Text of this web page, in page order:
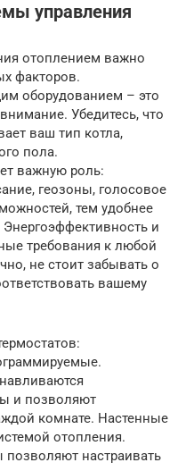
управления
отоплением важно
факторов.
оборудованием – это
Убедитесь, что
ваш тип котла,
пола.
важную роль:
геозоны, голосовое
тем удобнее
и
требования к любой
не стоит забывать о
вашему
и позволяют
комнате. Настенные
отопления.
настраивать